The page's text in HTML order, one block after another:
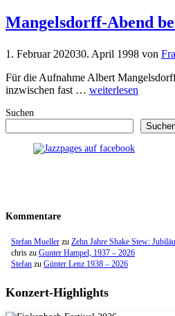
Mangelsdorff-Abend
1. Februar 202030. April 1998 von
Für die Aufnahme Albert
inzwischen fast … weiterlesen
Suchen
Kommentare
Stefan Mueller zu Zehn Jahre Shake Stew:
chris zu Gunter Hampel, 1937 – 2026
Stefan zu Günter Lenz 1938 – 2026
Konzert-Highlights